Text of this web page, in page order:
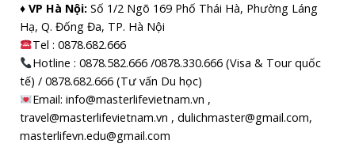
♦ VP Hà Nội: Số 1/2 Ngõ 169 Phố Thái Hà, Phường Láng
Hạ, Q. Đống Đa, TP. Hà Nội
Tel :0878.682.666
Hotline : 0878.582.666 /0878.330.666 (Visa & Tour quốc
tế) / 0878.682.666 (Tư vấn Du học)
Email: info@masterlifevietnam.vn ,
travel@masterlifevietnam.vn , dulichmaster@gmail.com,
masterlifevn.edu@gmail.com